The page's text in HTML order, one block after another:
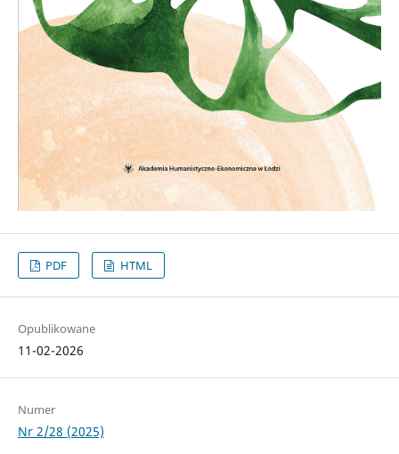
PDF HTML
Opublikowane
11-02-2026
Numer
Nr 2/28 (2025)